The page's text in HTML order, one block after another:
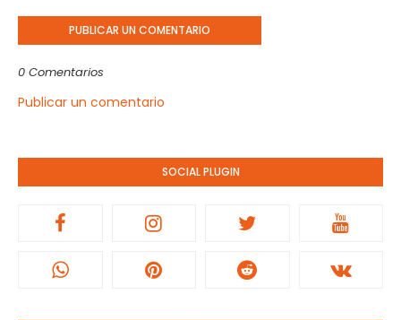
PUBLICAR UN COMENTARIO
0 Comentarios
Publicar un comentario
SOCIAL PLUGIN